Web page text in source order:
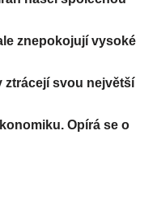
znepokojují vysoké
ztrácejí svou největší
Opírá se o